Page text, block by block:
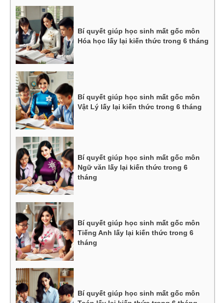
Bí quyết giúp học sinh mất gốc môn
Hóa học lấy lại kiến thức trong 6 tháng
Bí quyết giúp học sinh mất gốc môn
Vật Lý lấy lại kiến thức trong 6 tháng
Bí quyết giúp học sinh mất gốc môn
Ngữ văn lấy lại kiến thức trong 6
tháng
Bí quyết giúp học sinh mất gốc môn
Tiếng Anh lấy lại kiến thức trong 6
tháng
Bí quyết giúp học sinh mất gốc môn